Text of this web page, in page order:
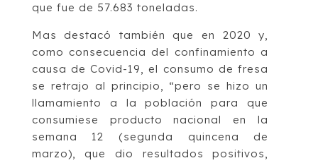
que fue de 57.683 toneladas.
Mas destacó también que en 2020 y,
como consecuencia del confinamiento a
causa de Covid-19, el consumo de fresa
se retrajo al principio, “pero se hizo un
llamamiento a la población para que
consumiese producto nacional en la
semana 12 (segunda quincena de
marzo), que dio resultados positivos,